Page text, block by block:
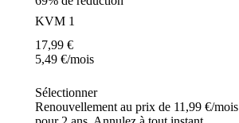
KVM 1
17,99 €
5,49 €/mois
Sélectionner
Renouvellement au prix de 11,99 €/mois